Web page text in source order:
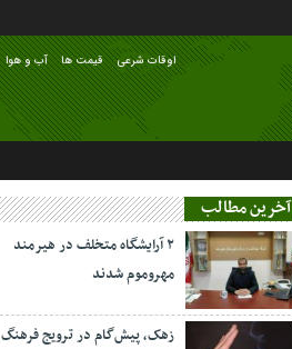
آب و هوا قیمت ها اوقات شرعی
آخرین مطالب
۲ آرایشگاه متخلف در هیرمند
مهروموم شدند
زهک، پیش‌گام در ترویج فرهنگ